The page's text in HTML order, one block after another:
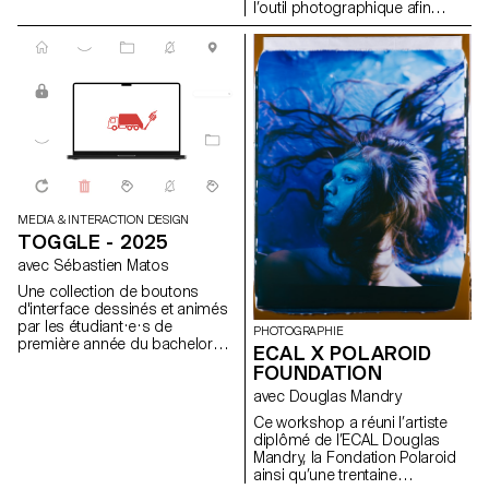
avec les jeunes photographes
autour de la genèse de leurs
projets et des histoires qui se
ouvrages.
l’outil photographique afin
d’élargir notre capacité
d’observation. Durant la
semaine, les étudiants ont
exploré la macrophotographie
pour créer des univers
miniatures et abstraits à partir
d’objets et d’accessoires du
quotidien. Cela nous invite à
réfléchir : qu’est-ce que nous
négligeons encore dans notre
environnement immédiat ?
MEDIA & INTERACTION DESIGN
TOGGLE - 2025
avec Sébastien Matos
Une collection de boutons
d'interface dessinés et animés
par les étudiant·e·s de
première année du bachelor
PHOTOGRAPHIE
ECAL X POLAROID
FOUNDATION
avec Douglas Mandry
Ce workshop a réuni l’artiste
diplômé de l’ECAL Douglas
Mandry, la Fondation Polaroid
ainsi qu’une trentaine